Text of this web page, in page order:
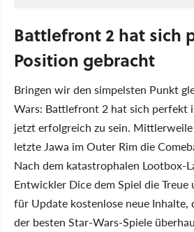
Battlefront 2 hat sich
Position gebracht
Bringen wir den simpelsten Punkt
Wars: Battlefront 2 hat sich perfekt
jetzt erfolgreich zu sein.
letzte Jawa im Outer Rim die
Nach dem katastrophalen Lootbox-
Entwickler Dice dem Spiel die
für Update kostenlose neue Inhalte,
der besten Star-Wars-Spiele